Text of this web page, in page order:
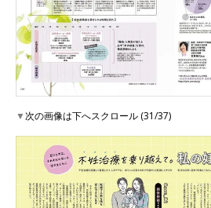
▼次の画像は下へスクロール (31/37)